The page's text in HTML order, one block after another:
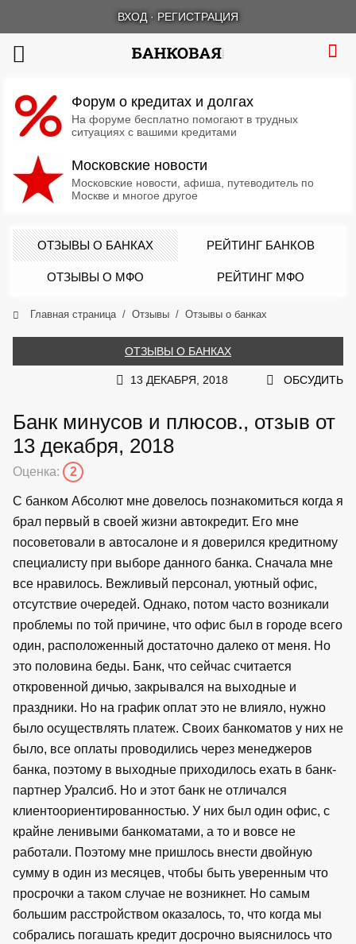
ВХОД · РЕГИСТРАЦИЯ
Форум о кредитах и долгах
На форуме бесплатно помогают в трудных
ситуациях с вашими кредитами
Московские новости
Московские новости, афиша, путеводитель по
Москве и многое другое
ОТЗЫВЫ О БАНКАХ РЕЙТИНГ БАНКОВ
ОТЗЫВЫ О МФО РЕЙТИНГ МФО
Главная страница Отзывы Отзывы о банках
ОТЗЫВЫ О БАНКАХ
13 ДЕКАБРЯ, 2018 ОБСУДИТЬ
Банк минусов и плюсов., отзыв от
13 декабря, 2018
Оценка: 2
С банком Абсолют мне довелось познакомиться когда я
брал первый в своей жизни автокредит. Его мне
посоветовали в автосалоне и я доверился кредитному
специалисту при выборе данного банка. Сначала мне
все нравилось. Вежливый персонал, уютный офис,
отсутствие очередей. Однако, потом часто возникали
проблемы по той причине, что офис был в городе всего
один, расположенный достаточно далеко от меня. Но
это половина беды. Банк, что сейчас считается
откровенной дичью, закрывался на выходные и
праздники. Но на график оплат это не влияло, нужно
было осуществлять платеж. Своих банкоматов у них не
было, все оплаты проводились через менеджеров
банка, поэтому в выходные приходилось ехать в банк-
партнер Уралсиб. Но и этот банк не отличался
клиентоориентированностью. У них был один офис, с
крайне ленивыми банкоматами, а то и вовсе не
работали. Поэтому мне пришлось внести двойную
сумму в один из месяцев, чтобы быть уверенным что
просрочки а таком случае не возникнет. Но самым
большим расстройством оказалось, то, что когда мы
собрались погашать кредит досрочно выяснилось что